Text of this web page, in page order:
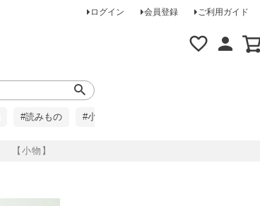
ログイン 会員登録 ご利用ガイド
【小物】
#読みもの #小柄な方に